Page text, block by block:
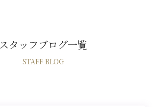
スタッフブログ一覧
STAFF BLOG